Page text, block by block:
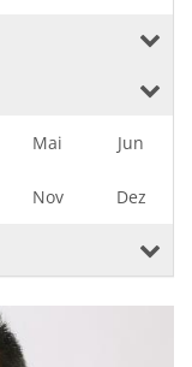
Mai Jun
Nov Dez